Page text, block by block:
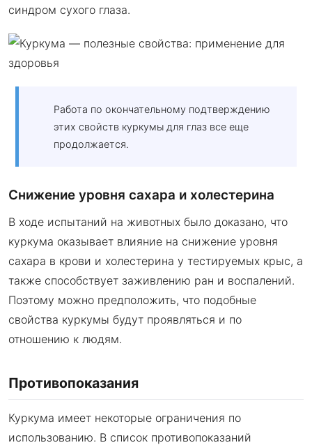
синдром сухого глаза.
Работа по окончательному подтверждению
этих свойств куркумы для глаз все еще
продолжается.
Снижение уровня сахара и холестерина
В ходе испытаний на животных было доказано, что
куркума оказывает влияние на снижение уровня
сахара в крови и холестерина у тестируемых крыс, а
также способствует заживлению ран и воспалений.
Поэтому можно предположить, что подобные
свойства куркумы будут проявляться и по
отношению к людям.
Противопоказания
Куркума имеет некоторые ограничения по
использованию. В список противопоказаний